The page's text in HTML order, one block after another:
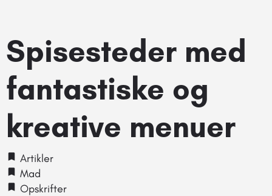
Spisesteder med
fantastiske og
kreative menuer
Artikler
Mad
Opskrifter